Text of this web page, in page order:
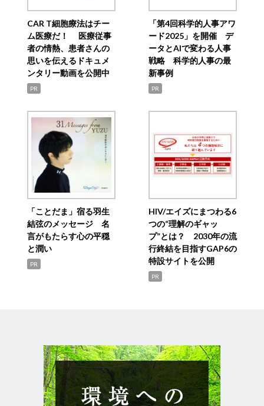
CAR T細胞療法はチー
ム医療だ！ 医療従事
者の情熱、患者さんの
思いを伝えるドキュメ
ンタリー動画を公開中
PR
「第4回科学的人事アワ
ード2025」を開催 デ
ータとAIで変わる人事
戦略 科学的人事の最
新事例
PR
「ことだま」宿る羽生
結弦のメッセージ 名
言がもたらす心の平穏
と潤い
PR
HIV/エイズにまつわる6
つの“理解のギャッ
プ”とは？ 2030年の流
行終結を目指すGAP6の
特設サイトを公開
PR